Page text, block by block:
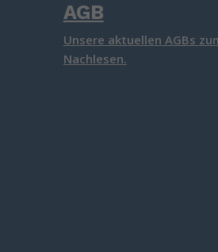
AGB
Unsere aktuellen AGBs
Nachlesen.